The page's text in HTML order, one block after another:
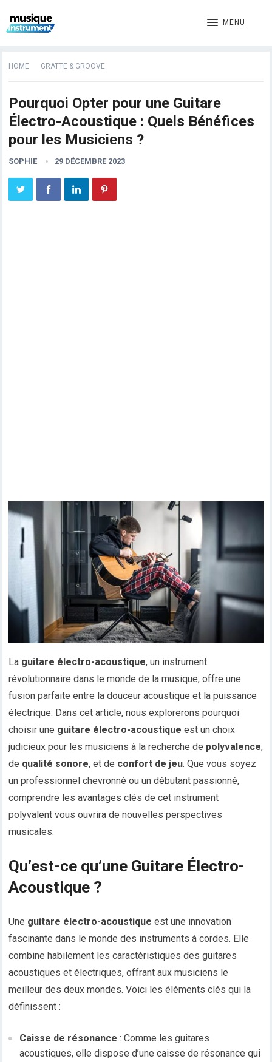
MENU
HOME GRATTE & GROOVE
Pourquoi Opter pour une Guitare
Électro-Acoustique : Quels Bénéfices
pour les Musiciens ?
SOPHIE 29 DÉCEMBRE 2023
La guitare électro-acoustique, un instrument
révolutionnaire dans le monde de la musique, offre une
fusion parfaite entre la douceur acoustique et la puissance
électrique. Dans cet article, nous explorerons pourquoi
choisir une guitare électro-acoustique est un choix
judicieux pour les musiciens à la recherche de polyvalence,
de qualité sonore, et de confort de jeu. Que vous soyez
un professionnel chevronné ou un débutant passionné,
comprendre les avantages clés de cet instrument
polyvalent vous ouvrira de nouvelles perspectives
musicales.
Qu’est-ce qu’une Guitare Électro-
Acoustique ?
Une guitare électro-acoustique est une innovation
fascinante dans le monde des instruments à cordes. Elle
combine habilement les caractéristiques des guitares
acoustiques et électriques, offrant aux musiciens le
meilleur des deux mondes. Voici les éléments clés qui la
définissent :
Caisse de résonance : Comme les guitares
acoustiques, elle dispose d’une caisse de résonance qui